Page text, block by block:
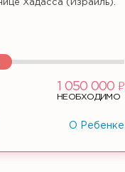
Хадасса (Израиль).
1 050 000 ф
НЕОБХОДИМО
О Ребенке